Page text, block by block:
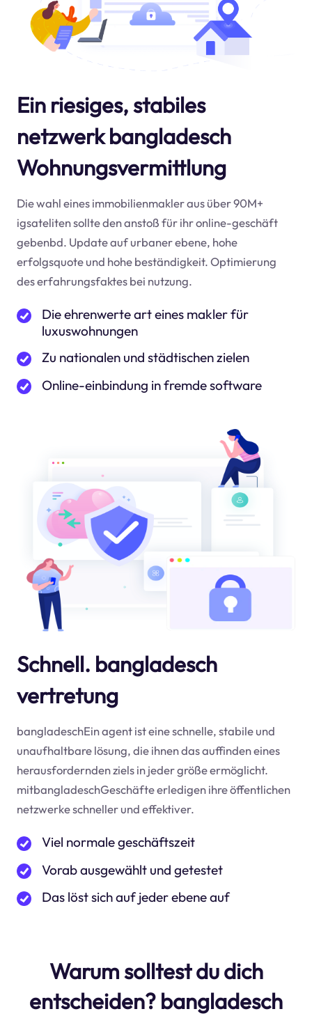
Ein riesiges, stabiles
netzwerk bangladesch
Wohnungsvermittlung
Die wahl eines immobilienmakler aus über 90M+
igsateliten sollte den anstoß für ihr online-geschäft
gebenbd. Update auf urbaner ebene, hohe
erfolgsquote und hohe beständigkeit. Optimierung
des erfahrungsfaktes bei nutzung.
Die ehrenwerte art eines makler für
luxuswohnungen
Zu nationalen und städtischen zielen
Online-einbindung in fremde software
Schnell. bangladesch
vertretung
bangladeschEin agent ist eine schnelle, stabile und
unaufhaltbare lösung, die ihnen das auffinden eines
herausfordernden ziels in jeder größe ermöglicht.
mitbangladeschGeschäfte erledigen ihre öffentlichen
netzwerke schneller und effektiver.
Viel normale geschäftszeit
Vorab ausgewählt und getestet
Das löst sich auf jeder ebene auf
Warum solltest du dich
entscheiden? bangladesch